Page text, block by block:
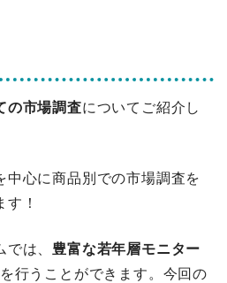
の市場調査についてご紹介し
中心に商品別での市場調査を
！
は、 豊富な若年層モニター
行うことができます。今回の